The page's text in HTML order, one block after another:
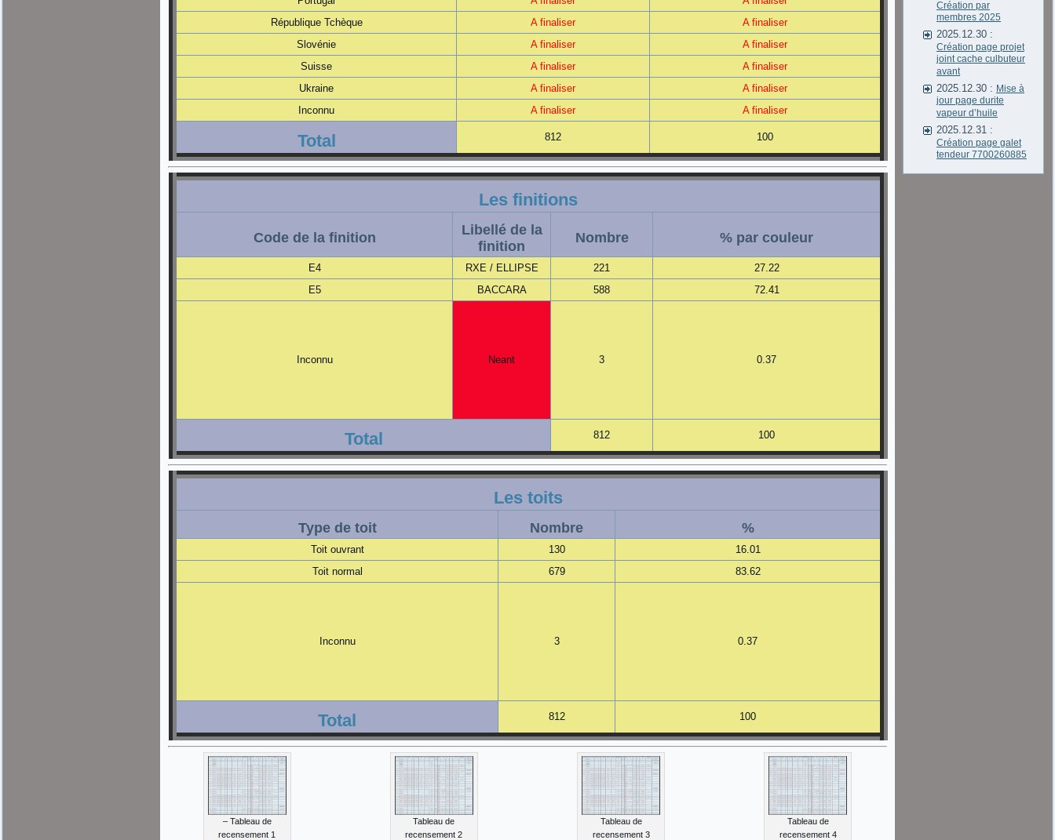
République Tchèque
A finaliser
A finaliser
Slovénie
A finaliser
A finaliser
Suisse
A finaliser
A finaliser
Ukraine
A finaliser
A finaliser
Inconnu
A finaliser A finaliser
Total 812 100
Les finitions
Code de la finition
Libellé de la
finition
Nombre % par couleur
E4 RXE / ELLIPSE 221
27.22
E5
BACCARA 588 72.41
Inconnu Neant 3 0.37
Total 812 100
Les toits
Type de toit Nombre %
Toit ouvrant 130
16.01
Toit normal
679 83.62
Inconnu 3 0.37
Total 812 100
– Tableau de
recensement 1
Tableau de
recensement 2
Tableau de
recensement 3
Tableau de
recensement 4
Création par
membres 2025
2025.12.30 :
Création page projet
joint cache culbuteur
avant
2025.12.30 : Mise à
jour page durite
vapeur d’huile
2025.12.31 :
Création page galet
tendeur 7700260885